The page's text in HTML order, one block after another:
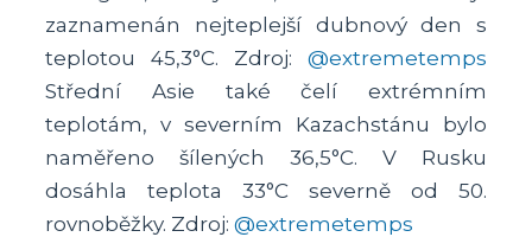
zaznamenán nejteplejší dubnový den s
teplotou 45,3°C. Zdroj: @extremetemps
Střední Asie také čelí extrémním
teplotám, v severním Kazachstánu bylo
naměřeno šílených 36,5°C. V Rusku
dosáhla teplota 33°C severně od 50.
rovnoběžky. Zdroj:@extremetemps